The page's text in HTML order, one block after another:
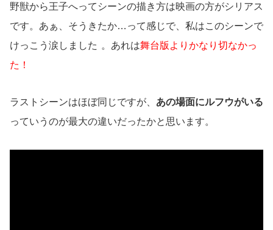
野獣から王子へってシーンの描き方は映画の方がシリアス
です。あぁ、そうきたか…って感じで、私はこのシーンで
けっこう涙しました 。あれは舞台版よりかなり切なかっ
た！
ラストシーンはほぼ同じですが、 あの場面にルフウがいる
っていうのが最大の違いだったかと思います。